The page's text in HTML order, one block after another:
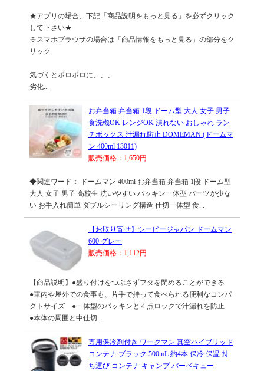
★アプリの場合、下記「商品説明をもっと見る」を必ずクリック
して下さい★
※スマホブラウザの場合は「商品情報をもっと見る」の部分をク
リック
気づくとボロボロに、、、
劣化...
お弁当箱 弁当箱 1段 ドーム型 大人 女子 男子
食洗機OK レンジOK 潰れない おしゃれ ラン
チボックス 汁漏れ防止 DOMEMAN (ドームマ
ン 400ml 13011)
販売価格：1,650円
◆関連ワード： ドームマン 400ml お弁当箱 弁当箱 1段 ドーム型
大人 女子 男子 高校生 洗いやすい パッキン一体型 パーツが少な
い お手入れ簡単 ダブルシーリング構造 仕切一体型 食...
【お取り寄せ】シービージャパン ドームマン
600 グレー
販売価格：1,112円
【商品説明】●盛り付けをつぶさずフタを閉めることができる
●車内や屋外での食事も、片手で持って食べられる便利なコンパ
クトサイズ ●一体型のパッキンと４点ロックで汁漏れを防止
●本体の周囲と中仕切...
専用保冷剤付き ワークマン 真空ハイブリッド
コンテナ ブラック 500mL 約4本 保冷 保温 持
ち運び コンテナ キャンプ バーベキュー